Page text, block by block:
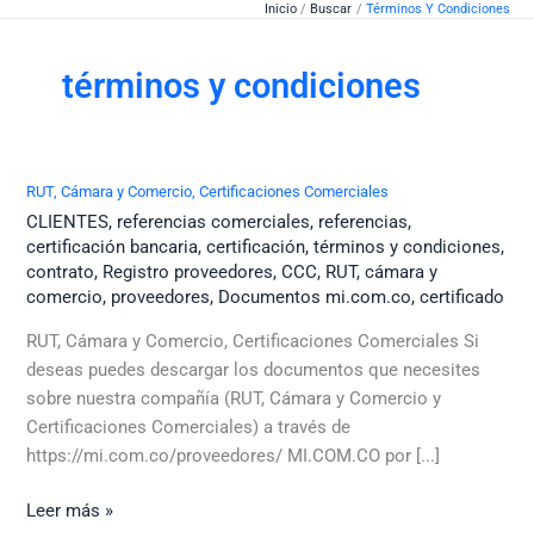
contenido
Inicio Buscar Términos Y Condiciones
términos y condiciones
RUT, Cámara y Comercio, Certificaciones Comerciales
CLIENTES, referencias comerciales, referencias,
certificación bancaria,certificación,términos y condiciones,
contrato, Registro proveedores,CCC, RUT,cámara y
comercio, proveedores, Documentos mi.com.co,certificado
RUT, Cámara y Comercio, Certificaciones Comerciales Si
deseas puedes descargar los documentos que necesites
sobre nuestra compañía (RUT, Cámara y Comercio y
Certificaciones Comerciales) a través de
https://mi.com.co/proveedores/ MI.COM.CO por [...]
RUT,
Leer más »